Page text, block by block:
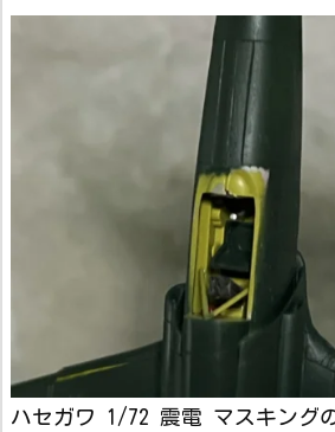
ハセガワ 1/72 震電 マスキング